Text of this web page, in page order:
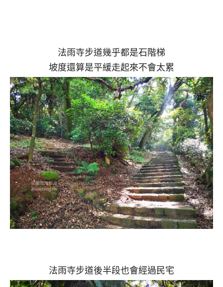
法雨寺步道幾乎都是石階梯
坡度還算是平緩走起來不會太累
法雨寺步道後半段也會經過民宅